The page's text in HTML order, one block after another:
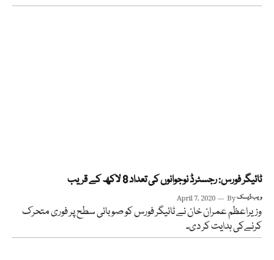
ٹائیگر فورس: رجسٹرڈ نوجوانوں کی تعداد 8 لاکھ کے قریب
April 7, 2020 Byویب ڈیسک
وزیراعظم عمران خان نے ٹائیگر فورس کو صوبائی سطح پر فوری متحرک
کرنےکی ہدایت کر دی۔